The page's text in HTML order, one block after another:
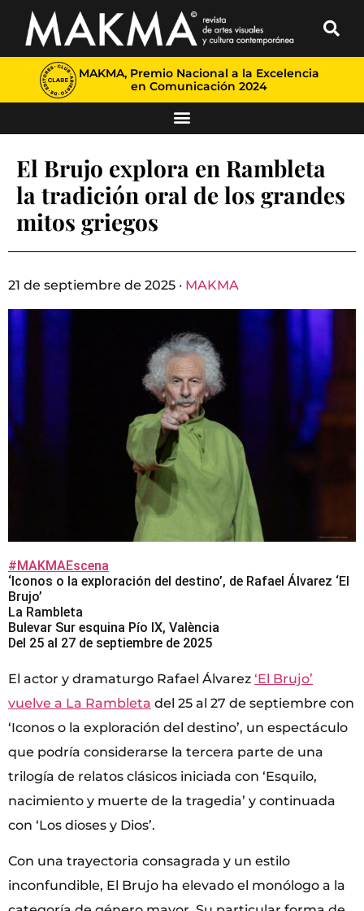
MAKMA, Premio Nacional a la Excelencia
en Comunicación 2024
El Brujo explora en Rambleta
la tradición oral de los grandes
mitos griegos
21 de septiembre de 2025 · MAKMA
#MAKMAEscena
‘Iconos o la exploración del destino’, de Rafael Álvarez ‘El
Brujo’
La Rambleta
Bulevar Sur esquina Pío IX, València
Del 25 al 27 de septiembre de 2025
El actor y dramaturgo Rafael Álvarez ‘El Brujo’
vuelve a La Rambleta del 25 al 27 de septiembre con
‘Iconos o la exploración del destino’, un espectáculo
que podría considerarse la tercera parte de una
trilogía de relatos clásicos iniciada con ‘Esquilo,
nacimiento y muerte de la tragedia’ y continuada
con ‘Los dioses y Dios’.
Con una trayectoria consagrada y un estilo
inconfundible, El Brujo ha elevado el monólogo a la